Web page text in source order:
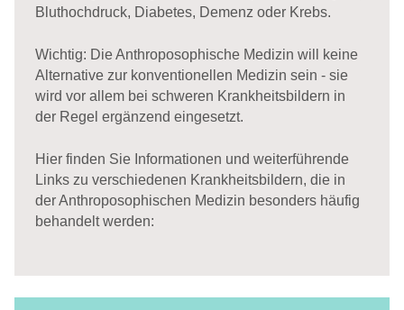
Bluthochdruck, Diabetes, Demenz oder Krebs.
Wichtig: Die Anthroposophische Medizin will keine
Alternative zur konventionellen Medizin sein - sie
wird vor allem bei schweren Krankheitsbildern in
der Regel ergänzend eingesetzt.
Hier finden Sie Informationen und weiterführende
Links zu verschiedenen Krankheitsbildern, die in
der Anthroposophischen Medizin besonders häufig
behandelt werden: